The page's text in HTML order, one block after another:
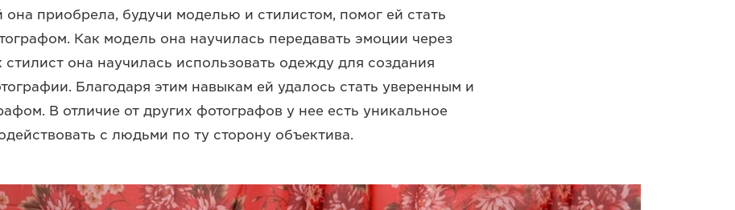
она приобрела, будучи моделью и стилистом, помог ей стать
Как модель она научилась передавать эмоции через
стилист она научилась использовать одежду для создания
Благодаря этим навыкам ей удалось стать уверенным и
В отличие от других фотографов у нее есть уникальное
с людьми по ту сторону объектива.